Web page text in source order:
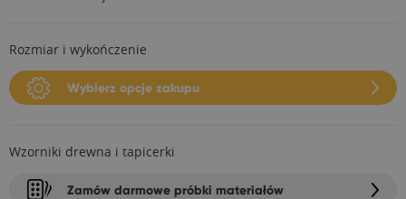
Rozmiar i wykończenie
Wybierz opcje zakupu
Wzorniki drewna i tapicerki
Zamów darmowe próbki materiałów